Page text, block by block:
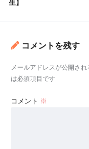
生】
コメントを残す
メールアドレスが公開され
は必須項目です
コメント ※